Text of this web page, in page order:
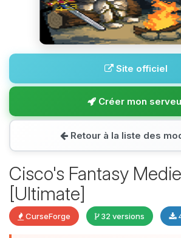
Site officiel
Créer mon
Retour à la liste des
Cisco's Fantasy
[Ultimate]
CurseForge 32 versions